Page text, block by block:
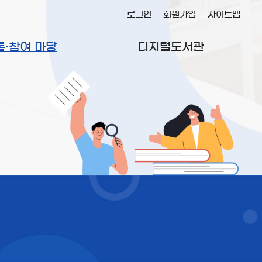
·참여 마당 디지털도서관
로그인 회원가입 사이트맵